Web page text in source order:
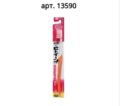
арт. 13590